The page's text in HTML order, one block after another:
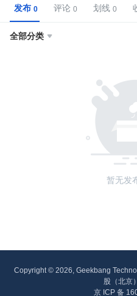
发布 评论 划线
全部分类 
暂无发
Copyright © 2026, Geekbang
股（北京
京 ICP 备